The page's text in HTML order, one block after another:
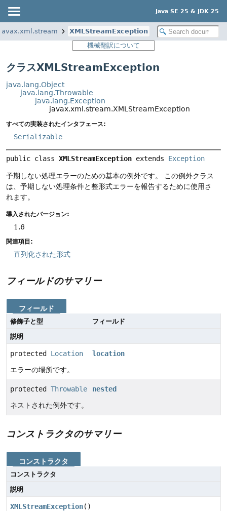
Java SE 25 & JDK 25
javax.xml.stream
XMLStreamException
機械翻訳について
クラスXMLStreamException
java.lang.Object
java.lang.Throwable
java.lang.Exception
javax.xml.stream.XMLStreamException
すべての実装されたインタフェース:
Serializable
public class XMLStreamException extends Exception
予期しない処理エラーのための基本の例外です。
この例外クラス
は、予期しない処理条件と整形式エラーを報告するために使用さ
れます。
導入されたバージョン:
1.6
関連項目:
直列化された形式
フィールドのサマリー
フィールド
修飾子と型
フィールド
説明
protected Location
location
エラーの場所です。
protected Throwable
nested
ネストされた例外です。
コンストラクタのサマリー
コンストラクタ
コンストラクタ
説明
XMLStreamException()